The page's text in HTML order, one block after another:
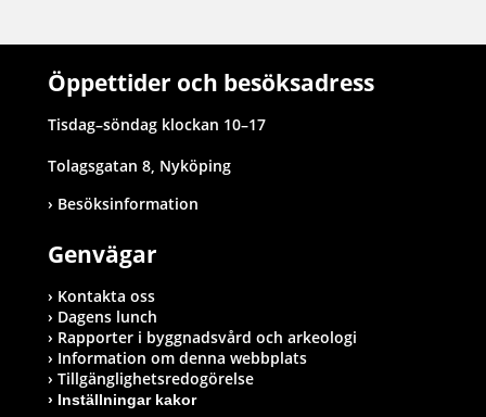
Öppettider och besöksadress
Tisdag–söndag klockan 10–17
Tolagsgatan 8, Nyköping
Besöksinformation
Genvägar
Kontakta oss
Dagens lunch
Rapporter i byggnadsvård och arkeologi
Information om denna webbplats
Tillgänglighetsredogörelse
Inställningar kakor